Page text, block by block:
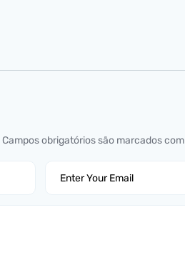
Campos obrigatórios são marcados com